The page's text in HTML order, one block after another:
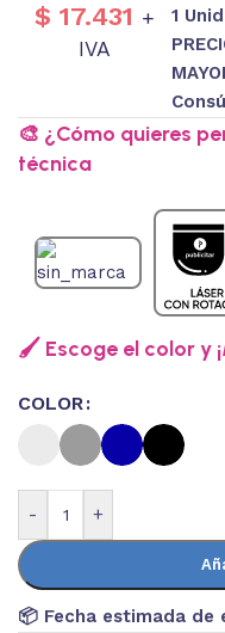
$ 17.431 +
IVA
1
🎨 ¿Cómo quieres
técnica
🖌️ Escoge el color y
COLOR
- +
📦 Fecha estimada de